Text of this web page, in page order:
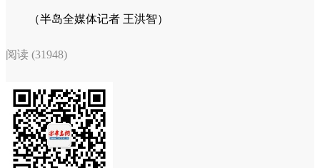
（半岛全媒体记者 王洪智）
阅读 (31948)